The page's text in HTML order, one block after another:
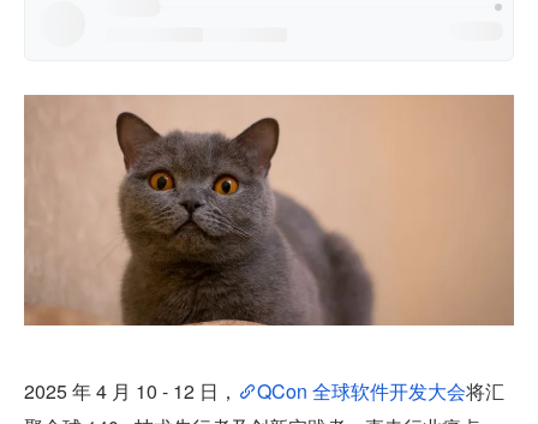
2025 年 4 月 10 - 12 日， QCon 全球软件开发大会将汇